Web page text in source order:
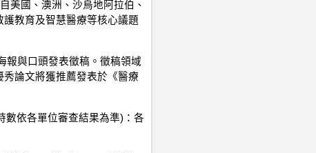
美國、澳洲、沙烏地阿拉伯、
教育及智慧醫療等核心議題
報與口頭發表徵稿。徵稿領域
論文將獲推薦發表於《醫療
數依各單位審查結果為準) ：各